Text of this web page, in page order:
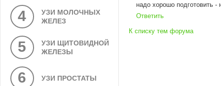
надо хорошо подготовить
Ответить
К списку тем форума
4
УЗИ МОЛОЧНЫХ
ЖЕЛЕЗ
5
УЗИ ЩИТОВИДНОЙ
ЖЕЛЕЗЫ
6 УЗИ ПРОСТАТЫ